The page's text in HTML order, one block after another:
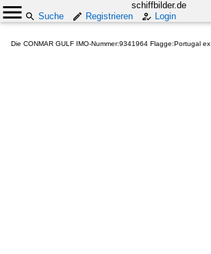
schiffbilder.de
Suche
Registrieren Login
Die CONMAR GULF IMO-Nummer:9341964 Flagge:Portugal ex